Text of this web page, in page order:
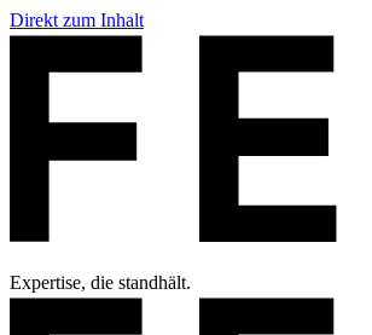
Direkt zum Inhalt
Expertise, die standhält.